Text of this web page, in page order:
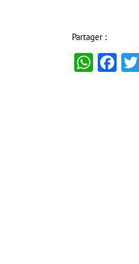
Partager :